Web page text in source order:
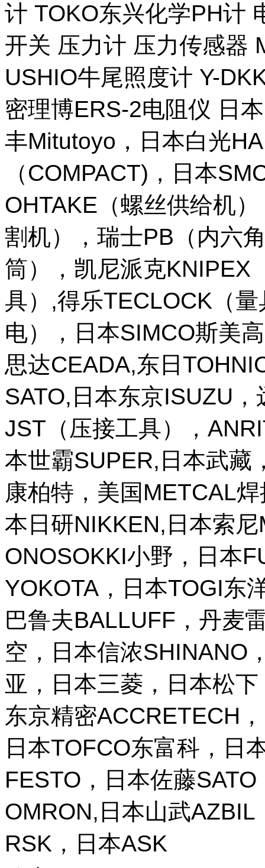
计 TOKO东兴化学PH计
开关 压力计 压力传感器
USHIO牛尾照度计 Y-
密理博ERS-2电阻仪 日
丰Mitutoyo，日本白光
（COMPACT)，日本
OHTAKE（螺丝供给机
割机），瑞士PB（内六
筒），凯尼派克KNIPEX
具）,得乐TECLOCK（
电），日本SIMCO斯美
思达CEADA,东日
SATO,日本东京ISUZU
JST（压接工具），
本世霸SUPER,日本武藏
康柏特，美国METCAL
本日研NIKKEN,日本索
ONOSOKKI小野，日本
YOKOTA，日本TOGI东
巴鲁夫BALLUFF，丹麦
空，日本信浓SHINANO
亚，日本三菱，日本松
东京精密ACCRETECH
日本TOFCO东富科，日
FESTO，日本佐藤
OMRON,日本山武
RSK，日本ASK